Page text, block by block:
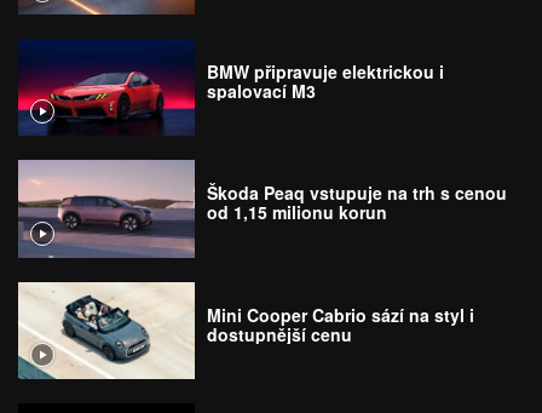
BMW připravuje elektrickou i
spalovací M3
Škoda Peaq vstupuje na trh s cenou
od 1,15 milionu korun
Mini Cooper Cabrio sází na styl i
dostupnější cenu